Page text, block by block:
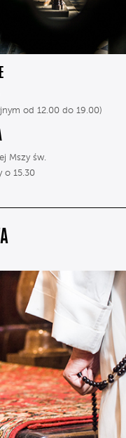
od 12.00 do 19.00)
Mszy św.
o 15.30